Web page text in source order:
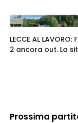
LECCE AL
2 ancora out. La
Prossima